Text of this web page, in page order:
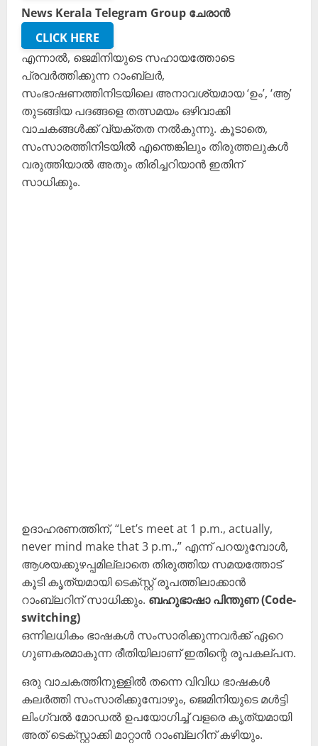
News Kerala Telegram Group ചേരാൻ
CLICK HERE
എന്നാൽ, ജെമിനിയുടെ സഹായത്തോടെ
പ്രവർത്തിക്കുന്ന റാംബ്ലർ,
സംഭാഷണത്തിനിടയിലെ അനാവശ്യമായ ‘ഉം’, ‘ആ’
തുടങ്ങിയ പദങ്ങളെ തത്സമയം ഒഴിവാക്കി
വാചകങ്ങൾക്ക് വ്യക്തത നൽകുന്നു. കൂടാതെ,
സംസാരത്തിനിടയിൽ എന്തെങ്കിലും തിരുത്തലുകൾ
വരുത്തിയാൽ അതും തിരിച്ചറിയാൻ ഇതിന്
സാധിക്കും.
ഉദാഹരണത്തിന്, “Let’s meet at 1 p.m., actually,
never mind make that 3 p.m.,” എന്ന് പറയുമ്പോൾ,
ആശയക്കുഴപ്പമില്ലാതെ തിരുത്തിയ സമയത്തോട്
കൂടി കൃത്യമായി ടെക്സ്റ്റ് രൂപത്തിലാക്കാൻ
റാംബ്ലറിന് സാധിക്കും. ബഹുഭാഷാ പിന്തുണ (Code-
switching)
ഒന്നിലധികം ഭാഷകൾ സംസാരിക്കുന്നവർക്ക് ഏറെ
ഗുണകരമാകുന്ന രീതിയിലാണ് ഇതിന്റെ രൂപകല്പന.
ഒരു വാചകത്തിനുള്ളിൽ തന്നെ വിവിധ ഭാഷകൾ
കലർത്തി സംസാരിക്കുമ്പോഴും, ജെമിനിയുടെ മൾട്ടി
ലിംഗ്വൽ മോഡൽ ഉപയോഗിച്ച് വളരെ കൃത്യമായി
അത് ടെക്സ്റ്റാക്കി മാറ്റാൻ റാംബ്ലറിന് കഴിയും.